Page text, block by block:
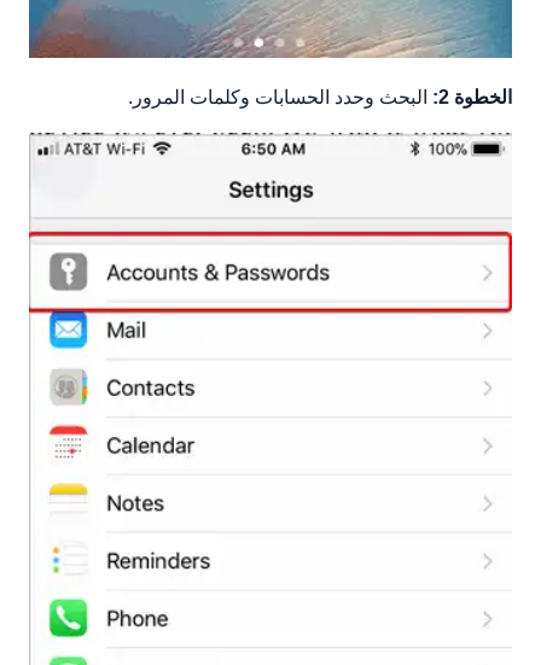
الخطوة 2: البحث وحدد الحسابات وكلمات المرور.